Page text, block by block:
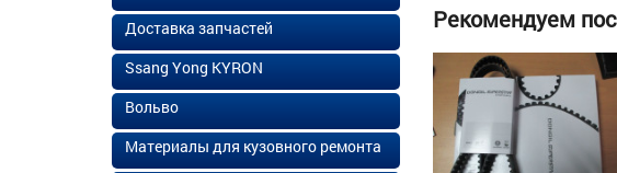
Рекомендуем
Доставка запчастей
Ssang Yong KYRON
Вольво
Материалы для кузовного ремонта